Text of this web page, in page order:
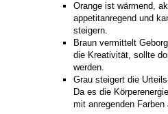
Orange ist wärmend,
appetitanregend und
steigern.
Braun vermittelt
die Kreativität, sollte
werden.
Grau steigert die
Da es die
mit anregenden